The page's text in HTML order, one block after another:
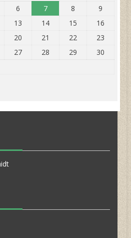
6 7 8
9
13 14 15
16
20 21 22
23
27 28 29
30